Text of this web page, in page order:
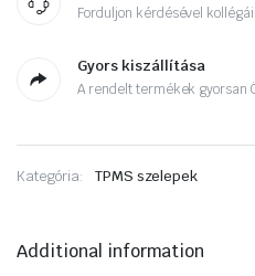
Forduljon kérdésével
Gyors kiszállítása
A rendelt termékek gyorsan
Kategória: TPMS szelepek
Additional information